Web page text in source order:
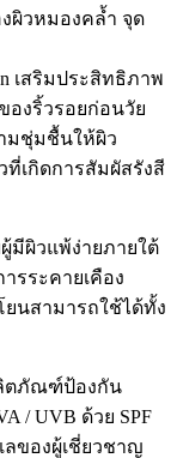
ผิวหมองคล้ำ จุด
เสริมประสิทธิภาพ
องริ้วรอยก่อนวัย
ามชุ่มชื้นให้ผิว
ที่เกิดการสัมผัสรังสี
มีผิวแพ้ง่ายภายใต้
รระคายเคือง
ยนสามารถใช้ได้ทั้ง
ตภัณฑ์ป้องกัน
/ UVB ด้วย SPF
ลของผู้เชี่ยวชาญ